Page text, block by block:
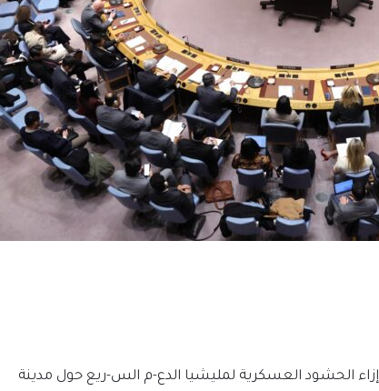
الحشود العسكرية لمليشيا الدع-م الس-ريع حول مدينة